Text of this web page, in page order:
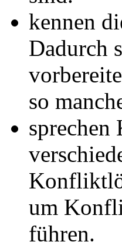
kennen
Dadurch
so
sprechen
um
führen.